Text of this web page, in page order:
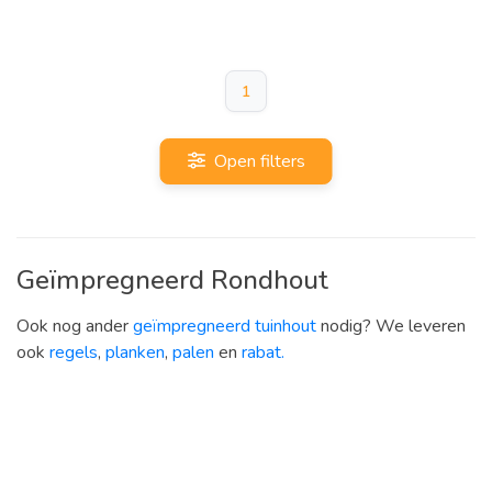
1
Open filters
Geïmpregneerd Rondhout
Ook nog andergeïmpregneerd tuinhoutnodig? We leveren
ook regels, planken, palen en rabat.